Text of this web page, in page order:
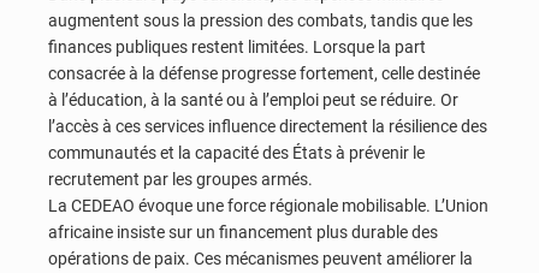
augmentent sous la pression des combats, tandis que les
finances publiques restent limitées. Lorsque la part
consacrée à la défense progresse fortement, celle destinée
à l’éducation, à la santé ou à l’emploi peut se réduire. Or
l’accès à ces services influence directement la résilience des
communautés et la capacité des États à prévenir le
recrutement par les groupes armés.
La CEDEAO évoque une force régionale mobilisable. L’Union
africaine insiste sur un financement plus durable des
opérations de paix. Ces mécanismes peuvent améliorer la